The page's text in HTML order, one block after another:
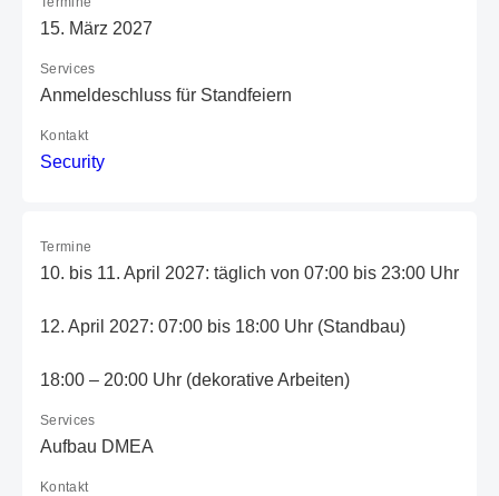
15. März 2027
Services
Anmeldeschluss für Standfeiern
Kontakt
Security
Termine
10. bis 11. April 2027: täglich von 07:00 bis 23:00 Uhr
12. April 2027: 07:00 bis 18:00 Uhr (Standbau)
18:00 – 20:00 Uhr (dekorative Arbeiten)
Services
Aufbau DMEA
Kontakt